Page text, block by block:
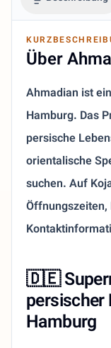
Über
Ahmadian ist
Hamburg. Das
persische
orientalische
suchen. Auf
🇩🇪
Hamburg